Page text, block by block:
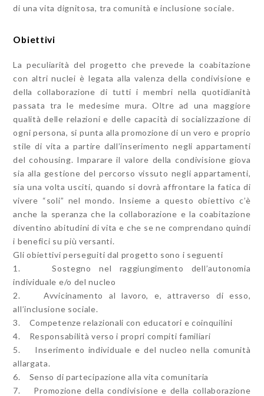
di una vita dignitosa, tra comunità e inclusione sociale.
Obiettivi
La peculiarità del progetto che prevede la coabitazione
con altri nuclei è legata alla valenza della condivisione e
della collaborazione di tutti i membri nella quotidianità
passata tra le medesime mura. Oltre ad una maggiore
qualità delle relazioni e delle capacità di socializzazione di
ogni persona, si punta alla promozione di un vero e proprio
stile di vita a partire dall’inserimento negli appartamenti
del cohousing. Imparare il valore della condivisione giova
sia alla gestione del percorso vissuto negli appartamenti,
sia una volta usciti, quando si dovrà affrontare la fatica di
vivere “soli” nel mondo. Insieme a questo obiettivo c’è
anche la speranza che la collaborazione e la coabitazione
diventino abitudini di vita e che se ne comprendano quindi
i benefici su più versanti.
Gli obiettivi perseguiti dal progetto sono i seguenti
1. Sostegno nel raggiungimento dell’autonomia
individuale e/o del nucleo
2. Avvicinamento al lavoro, e, attraverso di esso,
all’inclusione sociale.
3. Competenze relazionali con educatori e coinquilini
4. Responsabilità verso i propri compiti familiari
5. Inserimento individuale e del nucleo nella comunità
allargata.
6. Senso di partecipazione alla vita comunitaria
7. Promozione della condivisione e della collaborazione